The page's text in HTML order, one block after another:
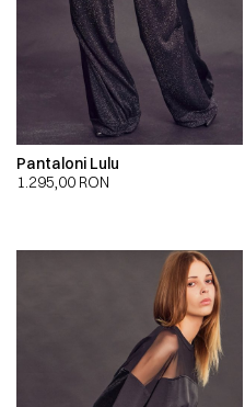
Pantaloni Lulu
1.295,00 RON